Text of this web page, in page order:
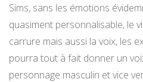
Sims, sans les émotions
quasiment personnalisable, le
carrure mais aussi la voix, les
pourra tout à fait donner un
personnage masculin et vice